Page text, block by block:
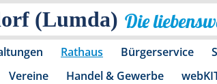
(Lumda) Die
Rathaus Bürgerservice
Vereine Handel & Gewerbe